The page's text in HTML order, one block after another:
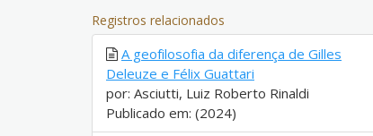
Registros relacionados
A geofilosofia da diferença de Gilles
Deleuze e Félix Guattari
por: Asciutti, Luiz Roberto Rinaldi
Publicado em: (2024)